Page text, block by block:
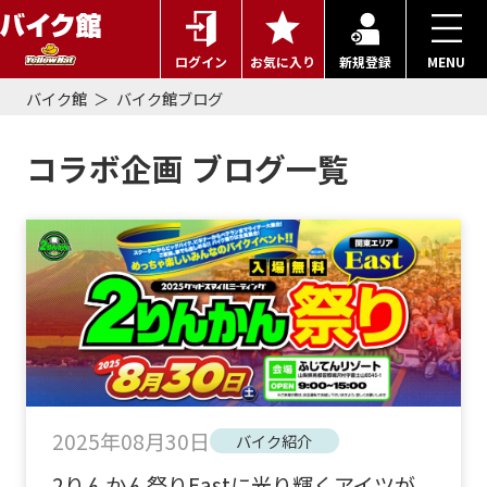
ログイン お気に入り 新規登録 MENU
バイク館 バイク館ブログ
コラボ企画 ブログ一覧
2025年08月30日 バイク紹介